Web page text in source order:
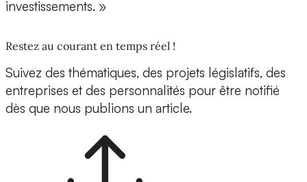
investissements. »
Restez au courant en temps réel !
Suivez des thématiques, des projets législatifs, des
entreprises et des personnalités pour être notifié
dès que nous publions un article.